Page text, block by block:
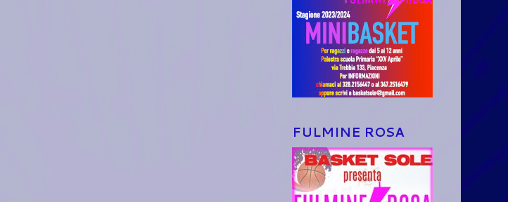
FULMINE ROSA